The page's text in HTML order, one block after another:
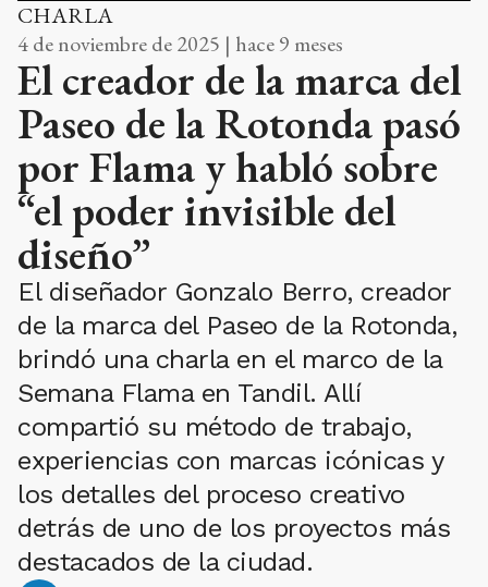
CHARLA
4 de noviembre de 2025 | hace 9 meses
El creador de la marca del
Paseo de la Rotonda pasó
por Flama y habló sobre
“el poder invisible del
diseño”
El diseñador Gonzalo Berro, creador
de la marca del Paseo de la Rotonda,
brindó una charla en el marco de la
Semana Flama en Tandil. Allí
compartió su método de trabajo,
experiencias con marcas icónicas y
los detalles del proceso creativo
detrás de uno de los proyectos más
destacados de la ciudad.